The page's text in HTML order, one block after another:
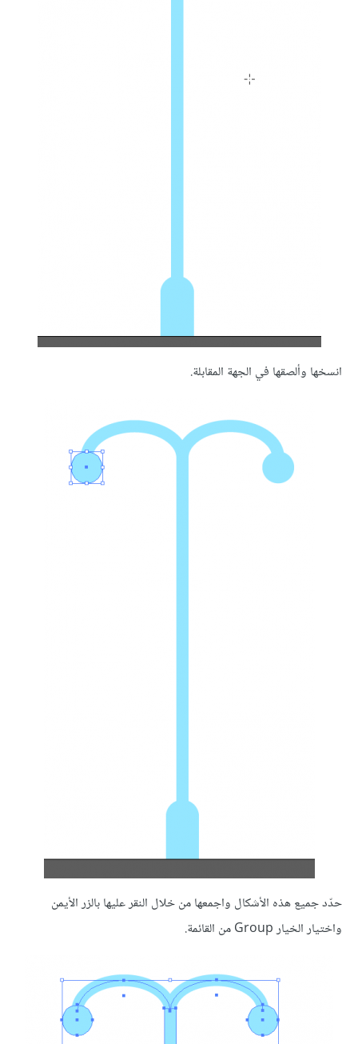
انسخها وألصقها في الجهة المقابلة.
حدّد جميع هذه الأشكال واجمعها من خلال النقر عليها بالزر الأيمن
واختيار الخيار Group من القائمة.